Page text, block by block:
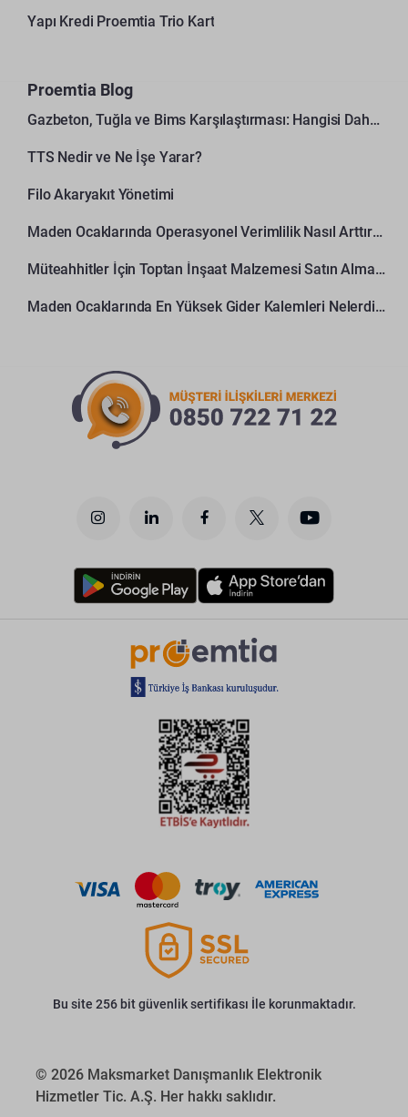
Yapı Kredi Proemtia Trio Kart
Proemtia Blog
Gazbeton, Tuğla ve Bims Karşılaştırması: Hangisi Daha Avantajlı?
TTS Nedir ve Ne İşe Yarar?
Filo Akaryakıt Yönetimi
Maden Ocaklarında Operasyonel Verimlilik Nasıl Arttırılır?
Müteahhitler İçin Toptan İnşaat Malzemesi Satın Alma Rehberi
Maden Ocaklarında En Yüksek Gider Kalemleri Nelerdir?
Bu site 256 bit güvenlik sertifikası İle korunmaktadır.
© 2026 Maksmarket Danışmanlık Elektronik
Hizmetler Tic. A.Ş. Her hakkı saklıdır.